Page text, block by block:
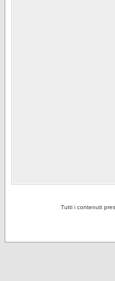
Tutti i contenuti